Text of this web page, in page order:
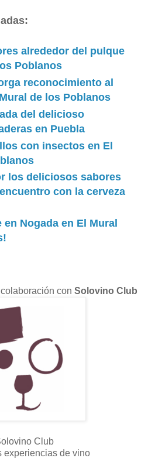
alrededor del pulque
Poblanos
reconocimiento al
de los Poblanos
del delicioso
en Puebla
con insectos en El
los deliciosos sabores
con la cerveza
Nogada en El Mural
con Solovino Club
Club
experiencias de vino